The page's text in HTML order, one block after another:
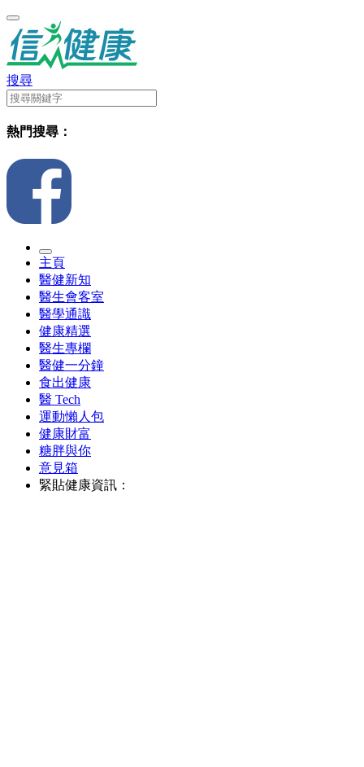
搜尋
熱門搜尋：
主頁
醫健新知
醫生會客室
醫學通識
健康精選
醫生專欄
醫健一分鐘
食出健康
醫 Tech
運動懶人包
健康財富
糖胖與你
意見箱
緊貼健康資訊：